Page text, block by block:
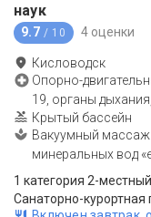
наук
9.7 / 10 4 оценки
Кисловодск
Опорно-
19, органы
Крытый бассейн
Вакуумный
минеральных вод
1 категория 2-
Санаторно-курортная